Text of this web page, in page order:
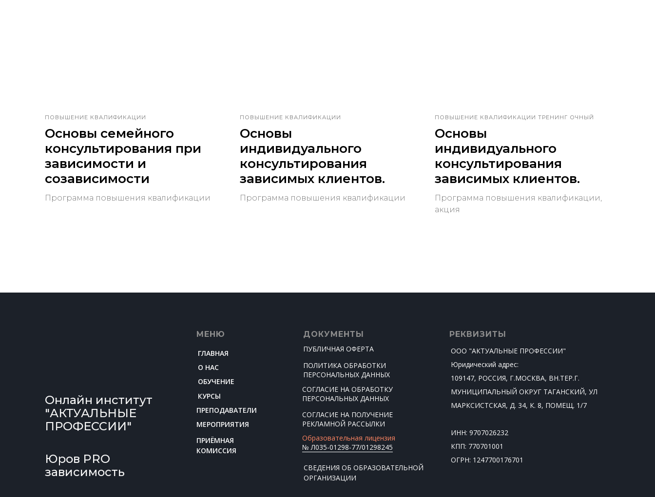
ПОВЫШЕНИЕ КВАЛИФИКАЦИИ
Основы семейного
консультирования при
зависимости и
созависимости
Программа повышения квалификации
ПОВЫШЕНИЕ КВАЛИФИКАЦИИ
Основы
индивидуального
консультирования
зависимых клиентов.
Программа повышения квалификации
ПОВЫШЕНИЕ КВАЛИФИКАЦИИ ТРЕНИНГ ОЧНЫЙ
Основы
индивидуального
консультирования
зависимых клиентов.
Программа повышения квалификации,
акция
РЕКВИЗИТЫ
ООО "АКТУАЛЬНЫЕ ПРОФЕССИИ"
Юридический адрес:
109147, РОССИЯ, Г.МОСКВА, ВН.ТЕР.Г.
МУНИЦИПАЛЬНЫЙ ОКРУГ ТАГАНСКИЙ, УЛ
МАРКСИСТСКАЯ, Д. 34, К. 8, ПОМЕЩ. 1/7
ИНН: 9707026232
КПП: 770701001
ОГРН: 1247700176701
СВЕДЕНИЯ ОБ ОБРАЗОВАТЕЛЬНОЙ
ОРГАНИЗАЦИИ
ДОКУМЕНТЫ
ПУБЛИЧНАЯ ОФЕРТА
Образовательная лицензия
№ Л035-01298-77/01298245
СОГЛАСИЕ НА ПОЛУЧЕНИЕ
РЕКЛАМНОЙ РАССЫЛКИ
СОГЛАСИЕ НА ОБРАБОТКУ
ПЕРСОНАЛЬНЫХ ДАННЫХ
ПОЛИТИКА ОБРАБОТКИ
ПЕРСОНАЛЬНЫХ ДАННЫХ
Онлайн институт
"АКТУАЛЬНЫЕ
ПРОФЕССИИ"
Юров PRO
зависимость
МЕНЮ
ПРИЁМНАЯ
КОМИССИЯ
МЕРОПРИЯТИЯ
ПРЕПОДАВАТЕЛИ
КУРСЫ
ОБУЧЕНИЕ
О НАС
ГЛАВНАЯ